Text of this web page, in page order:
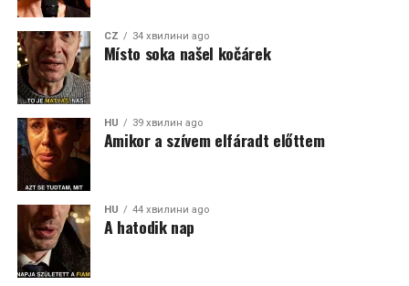
CZ 34 хвилини ago
Místo soka našel kočárek
HU 39 хвилин ago
Amikor a szívem elfáradt előttem
HU 44 хвилини ago
A hatodik nap